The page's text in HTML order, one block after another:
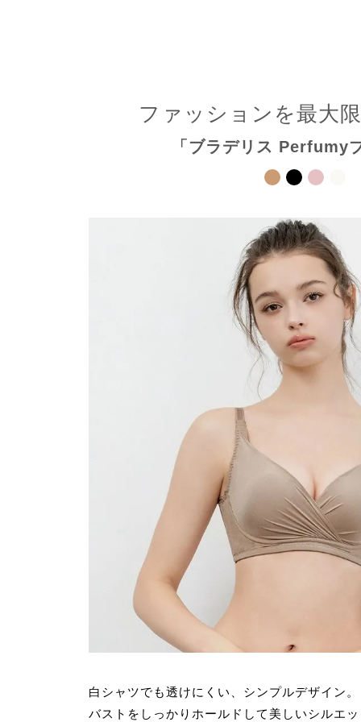
ファッションを最大
「ブラデリス Perfumy
白シャツでも透けにくい、シンプルデザイン。
バストをしっかりホールドして美しいシルエ